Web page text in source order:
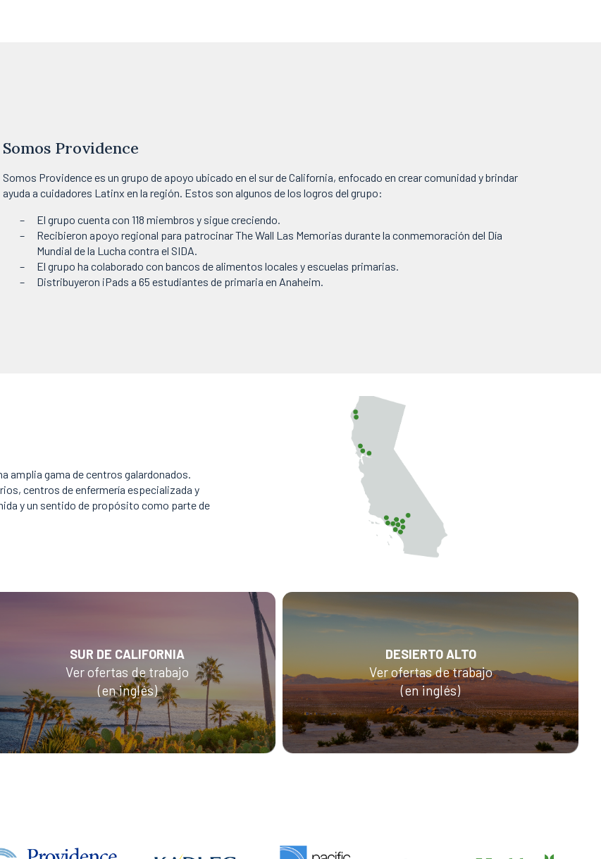
Somos Providence
Somos Providence es un grupo de apoyo ubicado en el sur de California, enfocado en crear comunidad y brindar
ayuda a cuidadores Latinx en la región. Estos son algunos de los logros del grupo:
El grupo cuenta con 118 miembros y sigue creciendo.
Recibieron apoyo regional para patrocinar The Wall Las Memorias durante la conmemoración del Día
Mundial de la Lucha contra el SIDA.
El grupo ha colaborado con bancos de alimentos locales y escuelas primarias.
Distribuyeron iPads a 65 estudiantes de primaria en Anaheim.
amplia gama de centros galardonados.
centros de enfermería especializada y
y un sentido de propósito como parte de
SUR DE CALIFORNIA
Ver ofertas de trabajo
(en inglés)
DESIERTO ALTO
Ver ofertas de trabajo
(en inglés)